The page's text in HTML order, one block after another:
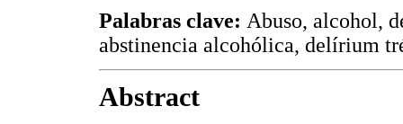
Palabras clave: Abuso, alcohol,
abstinencia alcohólica, delírium
Abstract